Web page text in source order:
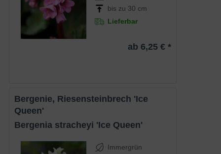
bis zu 30 cm
Lieferbar
ab 6,25 € *
Bergenie, Riesensteinbrech 'Ice
Queen'
Bergenia stracheyi 'Ice Queen'
Immergrün